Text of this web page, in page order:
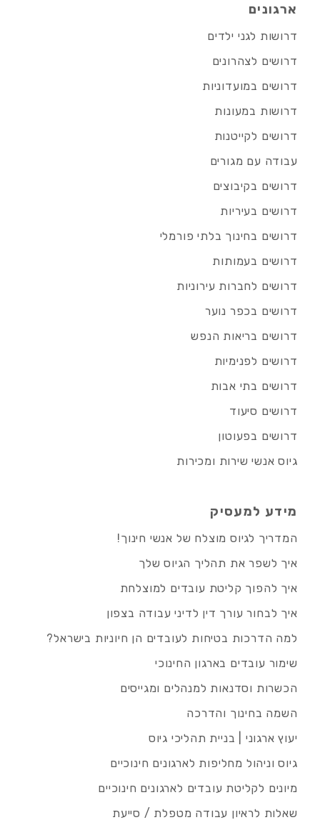
ארגונים
דרושות לגני ילדים
דרושים לצהרונים
דרושים במועדוניות
דרושות במעונות
דרושים לקייטנות
עבודה עם מגורים
דרושים בקיבוצים
דרושים בעיריות
דרושים בחינוך בלתי פורמלי
דרושים בעמותות
דרושים לחברות עירוניות
דרושים בכפר נוער
דרושים בריאות הנפש
דרושים לפנימיות
דרושים בתי אבות
דרושים סיעוד
דרושים בפעוטון
גיוס אנשי שירות ומכירות
מידע למעסיק
המדריך לגיוס מוצלח של אנשי חינוך!
איך לשפר את תהליך הגיוס שלך
איך להפוך קליטת עובדים למוצלחת
איך לבחור עורך דין לדיני עבודה בצפון
למה הדרכות בטיחות לעובדים הן חיוניות בישראל?
שימור עובדים בארגון החינוכי
הכשרות וסדנאות למנהלים ומגייסים
השמה בחינוך והדרכה
יעוץ ארגוני | בניית תהליכי גיוס
גיוס וניהול מחליפות לארגונים חינוכיים
מיונים לקליטת עובדים לארגונים חינוכיים
שאלות לראיון עבודה מטפלת / סייעת